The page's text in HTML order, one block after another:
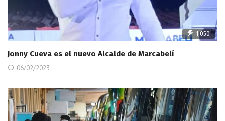
1,050
Jonny Cueva es el nuevo Alcalde de Marcabelí
06/02/2023